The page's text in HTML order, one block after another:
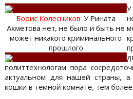
Борис Колесникoв: У Рината
Ахметова нет, не было и быть не
может никакого криминального
прошлого
У
политтехнологам пора
актуальном для нашей страны,
кошки в темной комнате, тем